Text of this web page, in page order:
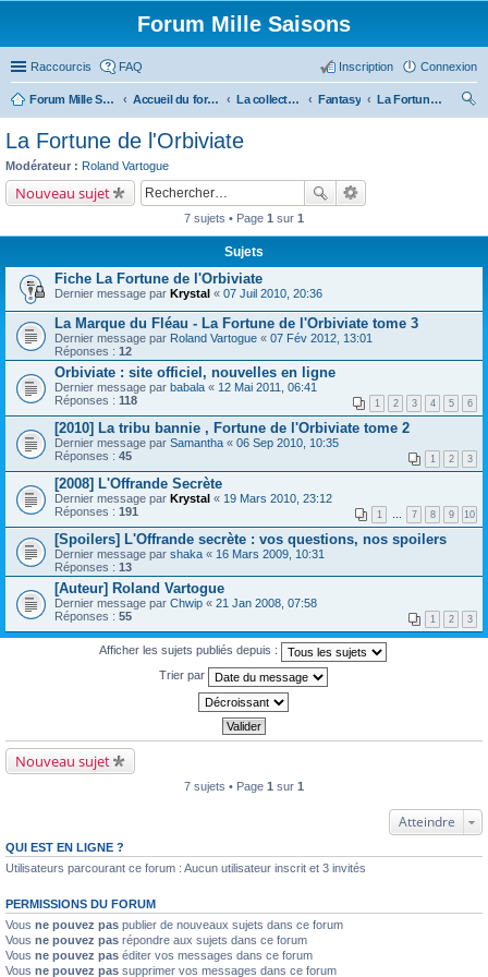
Forum Mille Saisons
Raccourcis FAQ Connexion
Inscription
Forum Mille Saisons Accueil du forum La collection Mille Saisons Fantasy
La Fortune de l'Orbiviate
La Fortune de l'Orbiviate
Modérateur : Roland Vartogue
Nouveau sujet
7 sujets • Page 1 sur 1
Sujets
Fiche La Fortune de l'Orbiviate
Dernier message par Krystal « 07 Juil 2010, 20:36
La Marque du Fléau - La Fortune de l'Orbiviate tome 3
Dernier message par Roland Vartogue « 07 Fév 2012, 13:01
Réponses : 12
Orbiviate : site officiel, nouvelles en ligne
Dernier message par babala « 12 Mai 2011, 06:41
Réponses : 118 1 2 3 4 5 6
[2010] La tribu bannie , Fortune de l'Orbiviate tome 2
Dernier message par Samantha « 06 Sep 2010, 10:35
Réponses : 45 1 2 3
[2008] L'Offrande Secrète
Dernier message par Krystal « 19 Mars 2010, 23:12
Réponses : 191 1 7 8 9 10
[Spoilers] L'Offrande secrète : vos questions, nos spoilers
Dernier message par shaka « 16 Mars 2009, 10:31
Réponses : 13
[Auteur] Roland Vartogue
Dernier message par Chwip « 21 Jan 2008, 07:58
Réponses : 55 1 2 3
Afficher les sujets publiés depuis :
Trier par
Nouveau sujet
7 sujets • Page 1 sur 1
Atteindre
QUI EST EN LIGNE ?
Utilisateurs parcourant ce forum : Aucun utilisateur inscrit et 3 invités
PERMISSIONS DU FORUM
Vous ne pouvez pas publier de nouveaux sujets dans ce forum
Vous ne pouvez pas répondre aux sujets dans ce forum
Vous ne pouvez pas éditer vos messages dans ce forum
Vous ne pouvez pas supprimer vos messages dans ce forum